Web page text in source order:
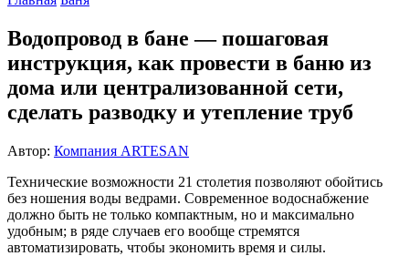
Водопровод в бане — пошаговая
инструкция, как провести в баню из
дома или централизованной сети,
сделать разводку и утепление труб
Автор: Компания ARTESAN
Технические возможности 21 столетия позволяют обойтись
без ношения воды ведрами. Современное водоснабжение
должно быть не только компактным, но и максимально
удобным; в ряде случаев его вообще стремятся
автоматизировать, чтобы экономить время и силы.